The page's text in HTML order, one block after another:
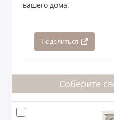
вашего дома.
Поделиться
Соберите